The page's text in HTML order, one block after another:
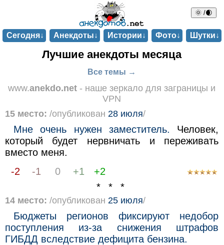
🌞 /🌒
Сегодня↓ Анекдоты↓ Истории↓ Фото↓ Шутки↓
Лучшие анекдоты месяца
Все темы →
www.anekdo.net - наше зеркало для заграницы и
VPN
15 место: /опубликован 28 июля/
Мне очень нужен заместитель. Человек,
который будет нервничать и переживать
вместо меня.
-2
-1 0 +1
+2
* * *
14 место: /опубликован 25 июля/
Бюджеты регионов фиксируют недобор
поступления из-за снижения штрафов
ГИБДД вследствие дефицита бензина.